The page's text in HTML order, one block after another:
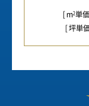
m2単価
坪単